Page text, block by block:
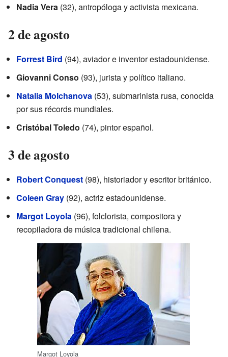
Nadia Vera (32), antropóloga y activista mexicana.
2 de agosto
Forrest Bird (94), aviador e inventor estadounidense.
Giovanni Conso (93), jurista y político italiano.
Natalia Molchanova (53), submarinista rusa, conocida
por sus récords mundiales.
Cristóbal Toledo (74), pintor español.
3 de agosto
Robert Conquest (98), historiador y escritor británico.
Coleen Gray (92), actriz estadounidense.
Margot Loyola (96), folclorista, compositora y
recopiladora de música tradicional chilena.
Margot Loyola